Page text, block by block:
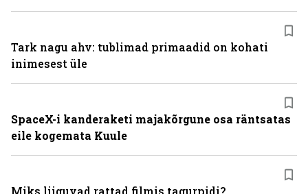
Tark nagu ahv: tublimad primaadid on kohati
inimesest üle
SpaceX-i kanderaketi majakõrgune osa räntsatas
eile kogemata Kuule
Miks liiguvad rattad filmis tagurpidi?